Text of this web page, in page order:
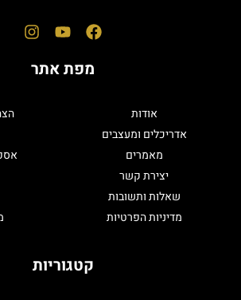
מפת אתר
אודות
אדריכלים ומעצבים
מאמרים
יצירת קשר
שאלות ותשובות
מדיניות הפרטיות
קטגוריות